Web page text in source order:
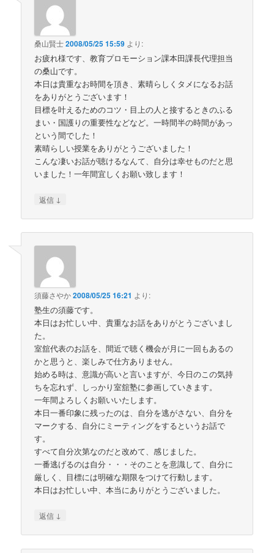
桑山賢士2008/05/25 15:59 より:
お疲れ様です、教育プロモーション課本田課長代理担当
の桑山です。
本日は貴重なお時間を頂き、素晴らしくタメになるお話
をありがとうございます！
目標を叶えるためのコツ・目上の人と接するときのふる
まい・国護りの重要性などなど。一時間半の時間があっ
という間でした！
素晴らしい授業をありがとうございました！
こんな凄いお話が聴けるなんて、自分は幸せものだと思
いました！一年間宜しくお願い致します！
返信 ↓
須藤さやか2008/05/25 16:21 より:
塾生の須藤です。
本日はお忙しい中、貴重なお話をありがとうございまし
た。
室舘代表のお話を、間近で聴く機会が月に一回もあるの
かと思うと、楽しみで仕方ありません。
始める時は、意識が高いと言いますが、今日のこの気持
ちを忘れず、しっかり室舘塾に参画していきます。
一年間よろしくお願いいたします。
本日一番印象に残ったのは、自分を逃がさない、自分を
マークする、自分にミーティングをするというお話で
す。
すべて自分次第なのだと改めて、感じました。
一番逃げるのは自分・・・そのことを意識して、自分に
厳しく、目標には明確な期限をつけて行動します。
本日はお忙しい中、本当にありがとうございました。
返信 ↓